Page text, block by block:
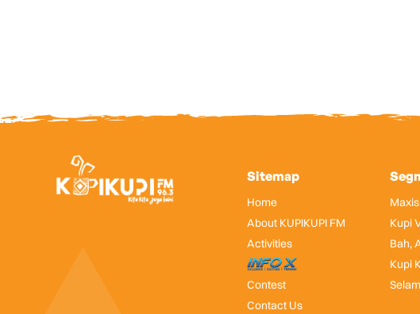
Sitemap
Home
About KUPIKUPI FM
Activities
InfoX
Contest
Contact Us
Kupi
Bah,
Kupi